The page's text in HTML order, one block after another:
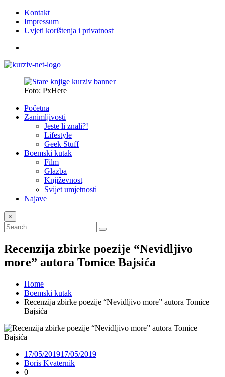
Kontakt
Impressum
Uvjeti korištenja i privatnost
Foto: PxHere
Početna
Zanimljivosti
Jeste li znali?!
Lifestyle
Geek Stuff
Boemski kutak
Film
Glazba
Književnost
Svijet umjetnosti
Najave
×
Recenzija zbirke poezije “Nevidljivo
more” autora Tomice Bajsića
Home
Boemski kutak
Recenzija zbirke poezije “Nevidljivo more” autora Tomice
Bajsića
17/05/201917/05/2019
Boris Kvaternik
0